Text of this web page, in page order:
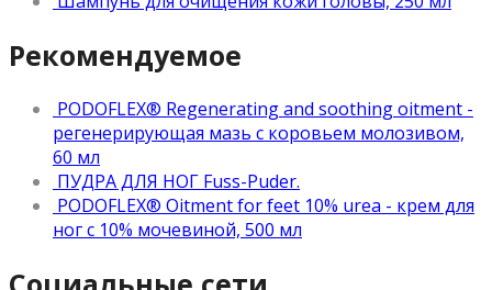
Рекомендуемое
PODOFLEX® Regenerating and soothing oitment -
регенерирующая мазь с коровьем молозивом,
60 мл
ПУДРА ДЛЯ НОГ Fuss-Puder.
PODOFLEX® Oitment for feet 10% urea - крем для
ног с 10% мочевиной, 500 мл